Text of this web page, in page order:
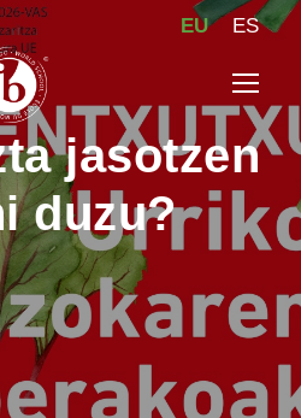
EU ES
jasotzen
duzu?